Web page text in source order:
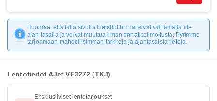
Huomaa, että tällä sivulla luetellut hinnat eivät välttämättä ole
ajan tasalla ja voivat muuttua ilman ennakkoilmoitusta. Pyrimme
tarjoamaan mahdollisimman tarkkoja ja ajantasaisia tietoja.
Lentotiedot AJet VF3272 (TKJ)
Eksklusiiviset lentotarjoukset